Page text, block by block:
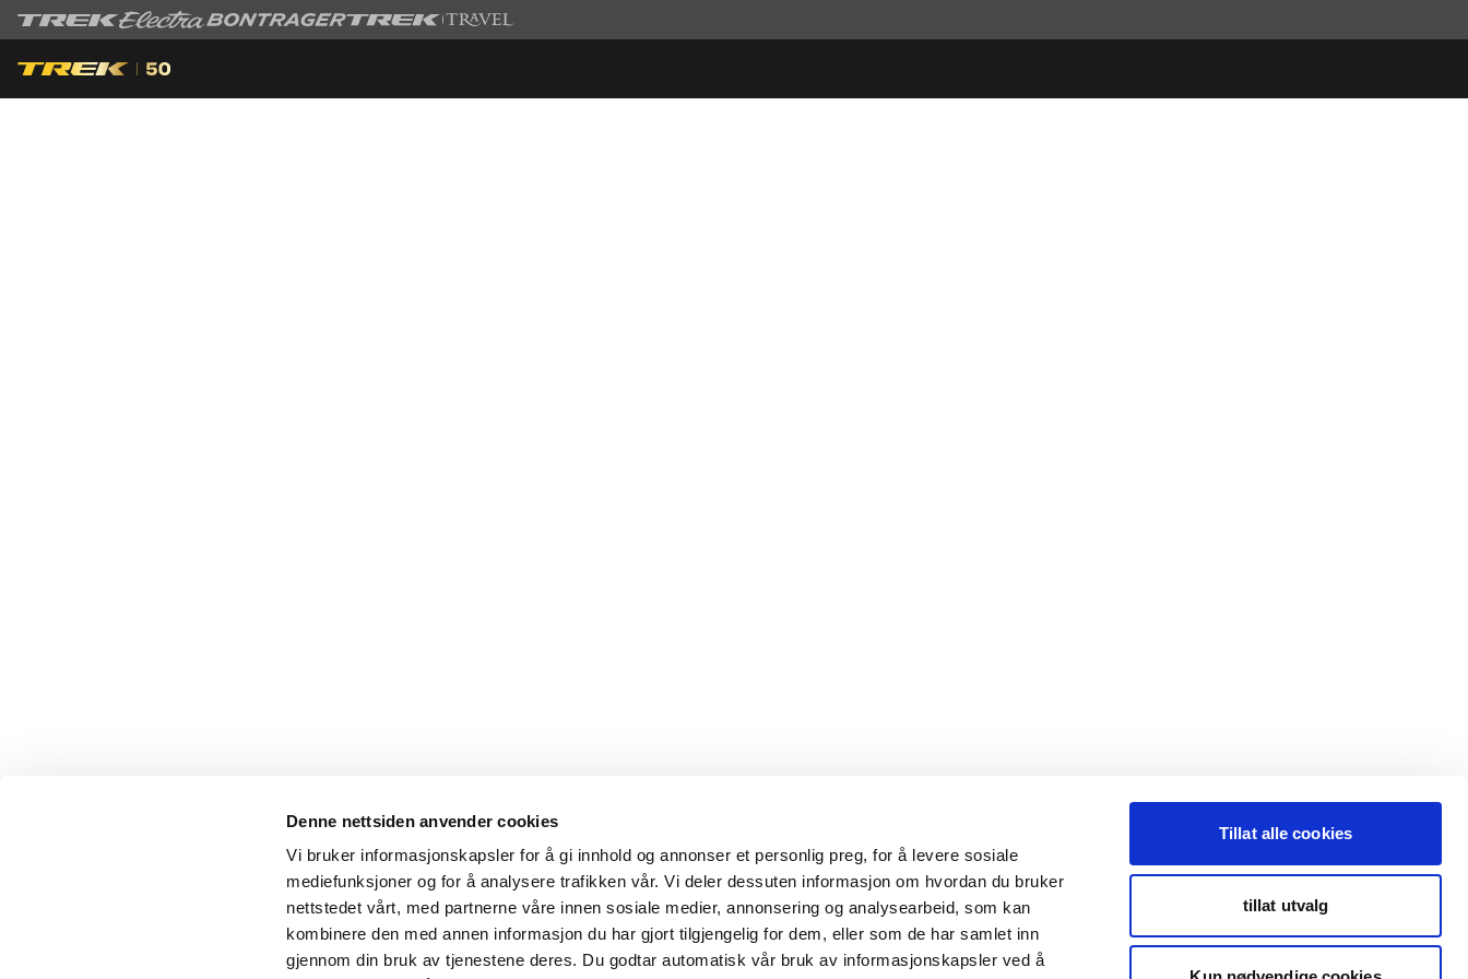
Denne nettsiden anvender cookies
Vi bruker informasjonskapsler for å gi innhold og annonser et personlig preg, for å levere sosiale
mediefunksjoner og for å analysere trafikken vår. Vi deler dessuten informasjon om hvordan du bruker
nettstedet vårt, med partnerne våre innen sosiale medier, annonsering og analysearbeid, som kan
kombinere den med annen informasjon du har gjort tilgjengelig for dem, eller som de har samlet inn
gjennom din bruk av tjenestene deres. Du godtar automatisk vår bruk av informasjonskapsler ved å
Tillat alle cookies
tillat utvalg